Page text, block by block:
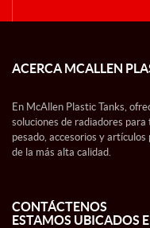
ACERCA MCALLEN
En McAllen Plastic Tanks,
soluciones de radiadores
pesado, accesorios y
de la más alta calidad.
CONTÁCTENOS
ESTAMOS UBICADOS